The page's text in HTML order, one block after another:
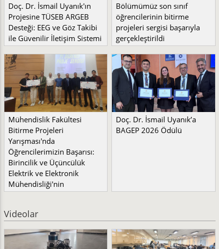
Doç. Dr. İsmail Uyanık'ın
Projesine TÜSEB ARGEB
Desteği: EEG ve Göz Takibi
ile Güvenilir İletişim Sistemi
Bölümümüz son sınıf
öğrencilerinin bitirme
projeleri sergisi başarıyla
gerçekleştirildi
Mühendislik Fakültesi
Bitirme Projeleri
Yarışması'nda
Öğrencilerimizin Başarısı:
Birincilik ve Üçüncülük
Elektrik ve Elektronik
Mühendisliği'nin
Doç. Dr. İsmail Uyanık’a
BAGEP 2026 Ödülü
Videolar